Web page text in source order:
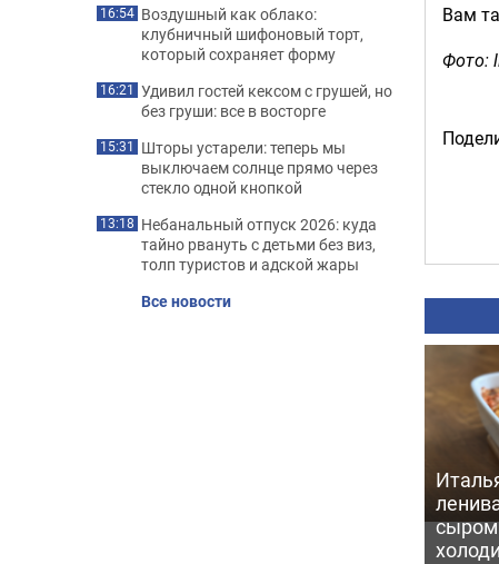
Вам
Фото:
сыром
16:54 Воздушный как облако:
клубничный шифоновый торт,
который сохраняет форму
16:21 Удивил гостей кексом с грушей, но
без груши: все в восторге
15:31 Шторы устарели: теперь мы
выключаем солнце прямо через
стекло одной кнопкой
13:18 Небанальный отпуск 2026: куда
тайно рвануть с детьми без виз,
толп туристов и адской жары
Все новости